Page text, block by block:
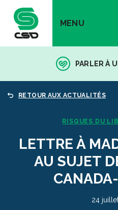
MENU
PARLER À
RETOUR AUX ACTUALITÉS
RISQUES DU
LETTRE À
AU SUJET
24